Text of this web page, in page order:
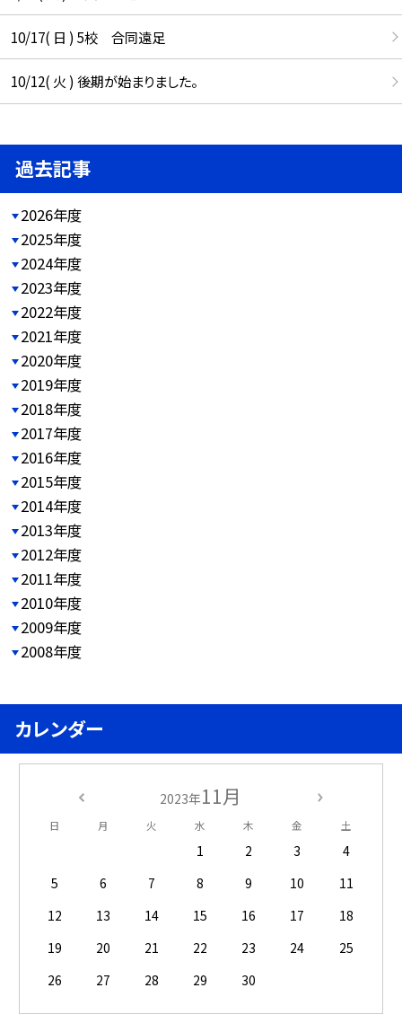
10/17( 日 ) 5校 合同遠足
10/12( 火 ) 後期が始まりました。
過去記事
2026年度
2025年度
2024年度
2023年度
2022年度
2021年度
2020年度
2019年度
2018年度
2017年度
2016年度
2015年度
2014年度
2013年度
2012年度
2011年度
2010年度
2009年度
2008年度
カレンダー
2023年11月
日 月 火 水 木 金 土
1 2 3
4
5
6 7 8 9 10
11
12
13 14 15 16 17
18
19
20 21 22 23 24
25
26
27 28 29 30